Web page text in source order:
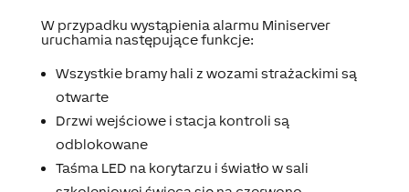
W przypadku wystąpienia alarmu Miniserver
uruchamia następujące funkcje:
Wszystkie bramy hali z wozami strażackimi są
otwarte
Drzwi wejściowe i stacja kontroli są
odblokowane
Taśma LED na korytarzu i światło w sali